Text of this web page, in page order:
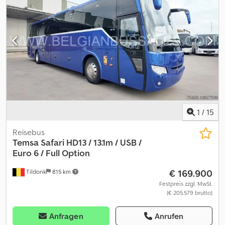
Auslieferung des Fahrzeugs behoben wird. Das Fahrzeug ist mit
ACC, unabhängiger Innenbeleuchtung ausgestattet und die
Außenbeklebung ist foliert und abnehmbar. Bitte beachten Sie,
dass die Fahrzeugdokumente aus Spanien stammen; im Falle
eines Verkaufs in Italien liegen die Kosten für die Nationalisierung
und Zulassung beim Käufer. Cjdpfxszf A S Do Acisrf Das Fahrzeug
ist zum Sofortkaufpreis erhältlich oder Sie können Ihr Angebot
abgeben und in Verhandlung treten.
1 / 15
Tildonk 815 km
Reisebus
Temsa Safari HD13 / 13.1m / USB /
Euro 6 / Full Option
€ 169.900
Festpreis zzgl. MwSt.
(€ 205.579 brutto)
Anfragen Anrufen